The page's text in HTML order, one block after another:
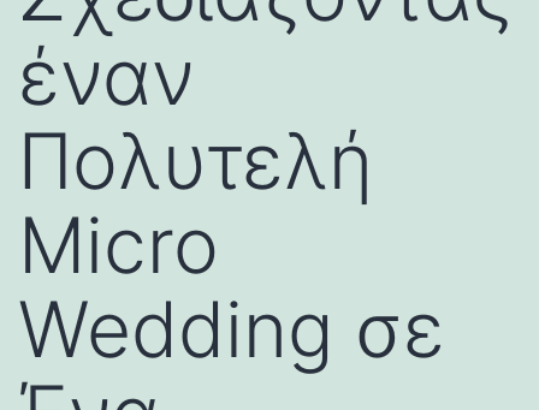
έναν
Πολυτελή
Micro
Wedding σε